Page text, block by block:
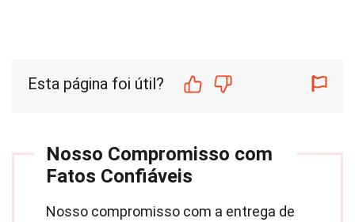
Esta página foi útil?
Nosso Compromisso com
Fatos Confiáveis
Nosso compromisso com a entrega de